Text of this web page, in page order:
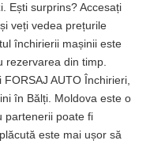
Ești surprins? Accesați
veți vedea prețurile
închirierii mașinii este
rezervarea din timp.
AUTO Închirieri,
în Bălți. Moldova este o
partenerii poate fi
este mai ușor să